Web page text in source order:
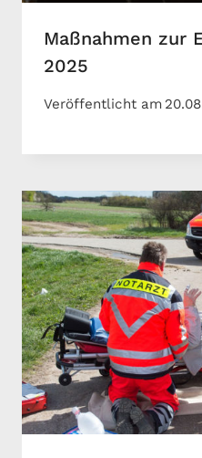
Maßnahmen zur
2025
Veröffentlicht am